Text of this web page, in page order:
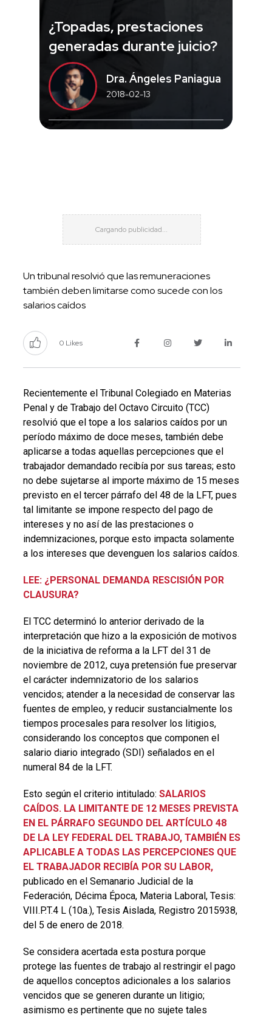
¿Topadas, prestaciones
generadas durante juicio?
Dra. Ángeles Paniagua
2018-02-13
Un tribunal resolvió que las remuneraciones
también deben limitarse como sucede con los
salarios caídos
0 Likes
Recientemente el Tribunal Colegiado en Materias
Penal y de Trabajo del Octavo Circuito (TCC)
resolvió que el tope a los salarios caídos por un
período máximo de doce meses, también debe
aplicarse a todas aquellas percepciones que el
trabajador demandado recibía por sus tareas; esto
no debe sujetarse al importe máximo de 15 meses
previsto en el tercer párrafo del 48 de la LFT, pues
tal limitante se impone respecto del pago de
intereses y no así de las prestaciones o
indemnizaciones, porque esto impacta solamente
a los intereses que devenguen los salarios caídos.
LEE: ¿PERSONAL DEMANDA RESCISIÓN POR
CLAUSURA?
El TCC determinó lo anterior derivado de la
interpretación que hizo a la exposición de motivos
de la iniciativa de reforma a la LFT del 31 de
noviembre de 2012, cuya pretensión fue preservar
el carácter indemnizatorio de los salarios
vencidos; atender a la necesidad de conservar las
fuentes de empleo, y reducir sustancialmente los
tiempos procesales para resolver los litigios,
considerando los conceptos que componen el
salario diario integrado (SDI) señalados en el
numeral 84 de la LFT.
Esto según el criterio intitulado: SALARIOS
CAÍDOS. LA LIMITANTE DE 12 MESES PREVISTA
EN EL PÁRRAFO SEGUNDO DEL ARTÍCULO 48
DE LA LEY FEDERAL DEL TRABAJO, TAMBIÉN ES
APLICABLE A TODAS LAS PERCEPCIONES QUE
EL TRABAJADOR RECIBÍA POR SU LABOR,
publicado en el Semanario Judicial de la
Federación, Décima Época, Materia Laboral, Tesis:
VIII.P.T.4 L (10a.), Tesis Aislada, Registro 2015938,
del 5 de enero de 2018.
Se considera acertada esta postura porque
protege las fuentes de trabajo al restringir el pago
de aquellos conceptos adicionales a los salarios
vencidos que se generen durante un litigio;
asimismo es pertinente que no sujete tales